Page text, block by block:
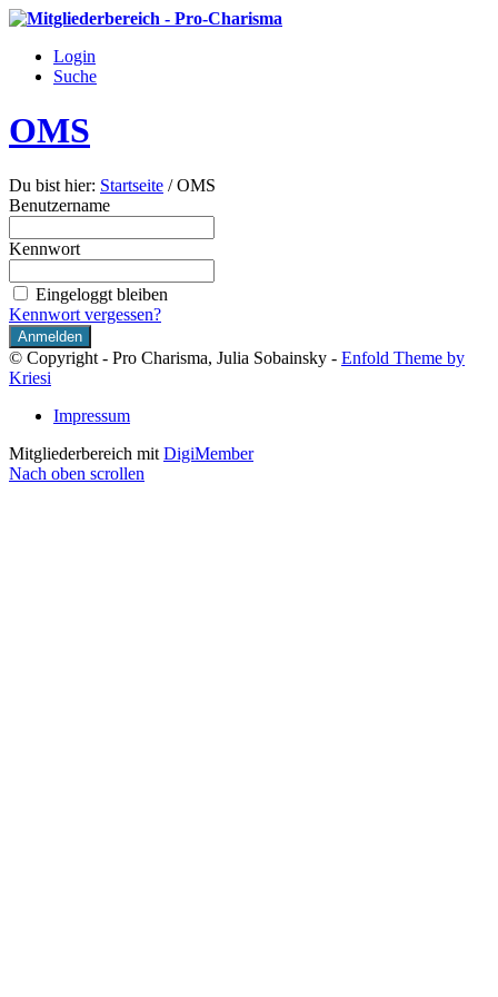
Login
Suche
OMS
Du bist hier: Startseite / OMS
Benutzername
Kennwort
Eingeloggt bleiben
Kennwort vergessen?
© Copyright - Pro Charisma, Julia Sobainsky - Enfold Theme by
Kriesi
Impressum
Mitgliederbereich mit DigiMember
Nach oben scrollen